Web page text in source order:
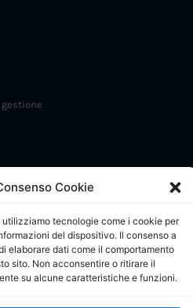
Cookie
tecnologie come i cookie per
del dispositivo. Il consenso a
elaborare dati come il comportamento
sito. Non acconsentire o ritirare il
su alcune caratteristiche e funzioni.
gestione
diritti riservati